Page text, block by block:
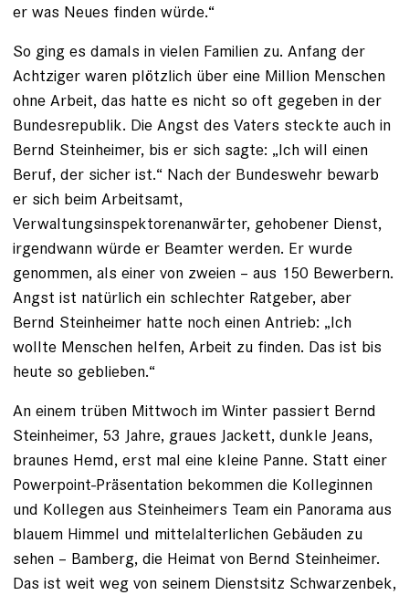
er was Neues finden würde.“
So ging es damals in vielen Familien zu. Anfang der
Achtziger waren plötzlich über eine Million Menschen
ohne Arbeit, das hatte es nicht so oft gegeben in der
Bundesrepublik. Die Angst des Vaters steckte auch in
Bernd Steinheimer, bis er sich sagte: „Ich will einen
Beruf, der sicher ist.“ Nach der Bundeswehr bewarb
er sich beim Arbeitsamt,
Verwaltungsinspektorenanwärter, gehobener Dienst,
irgendwann würde er Beamter werden. Er wurde
genommen, als einer von ­zweien – aus 150 Be­werbern.
Angst ist natürlich ein schlechter Ratgeber, aber
Bernd Steinheimer hatte noch einen Antrieb: „Ich
wollte Menschen helfen, Arbeit zu finden. Das ist bis
heute so geblieben.“
An einem trüben Mittwoch im Winter passiert Bernd
Steinheimer, 53 Jahre, graues Jackett, dunkle Jeans,
braunes Hemd, erst mal eine kleine Panne. Statt einer
Powerpoint-Präsen­tation bekommen die Kolleginnen
und Kollegen aus Steinheimers Team ein Panorama aus
blauem Himmel und mittelalterlichen Gebäuden zu
sehen – Bamberg, die Heimat von Bernd Steinheimer.
Das ist weit weg von seinem Dienstsitz Schwarzenbek,